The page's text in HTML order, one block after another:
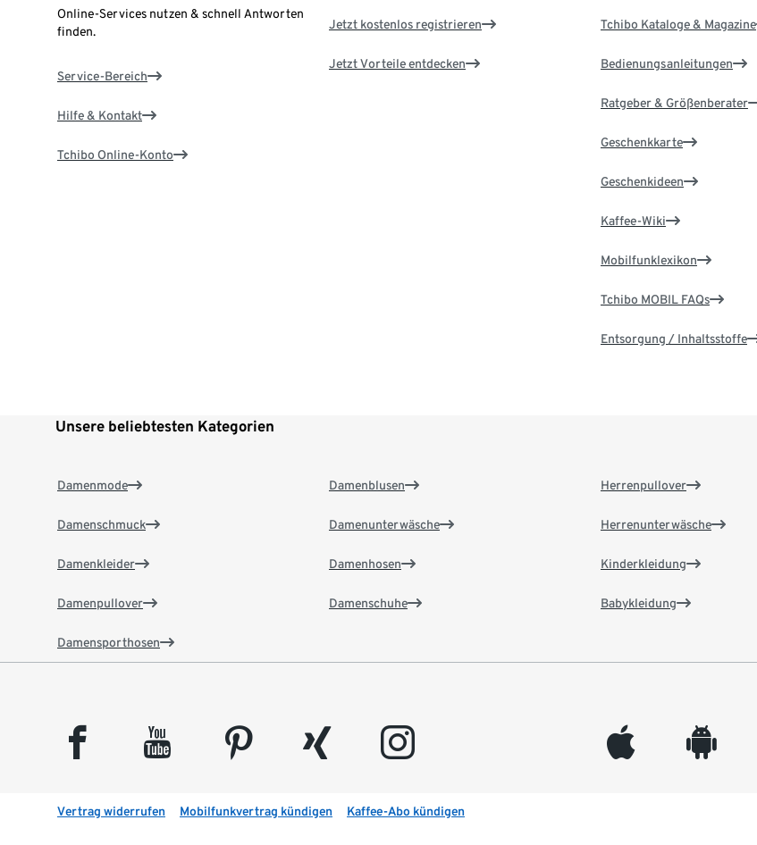
Online-Services nutzen & schnell Antworten
finden.
Service-Bereich
Hilfe & Kontakt
Tchibo Online-Konto
Jetzt kostenlos registrieren
Jetzt Vorteile entdecken
Tchibo Kataloge & Magazine
Bedienungsanleitungen
Ratgeber & Größenberater
Geschenkkarte
Geschenkideen
Kaffee-Wiki
Mobilfunklexikon
Tchibo MOBIL FAQs
Entsorgung / Inhaltsstoffe
Unsere beliebtesten Kategorien
Damenmode
Damenschmuck
Damenkleider
Damenpullover
Damensporthosen
Damenblusen
Damenunterwäsche
Damenhosen
Damenschuhe
Herrenpullover
Herrenunterwäsche
Kinderkleidung
Babykleidung
facebook youtube pinterest xing instagram appleinc android
Vertrag widerrufen Mobilfunkvertrag kündigen Kaffee-Abo kündigen